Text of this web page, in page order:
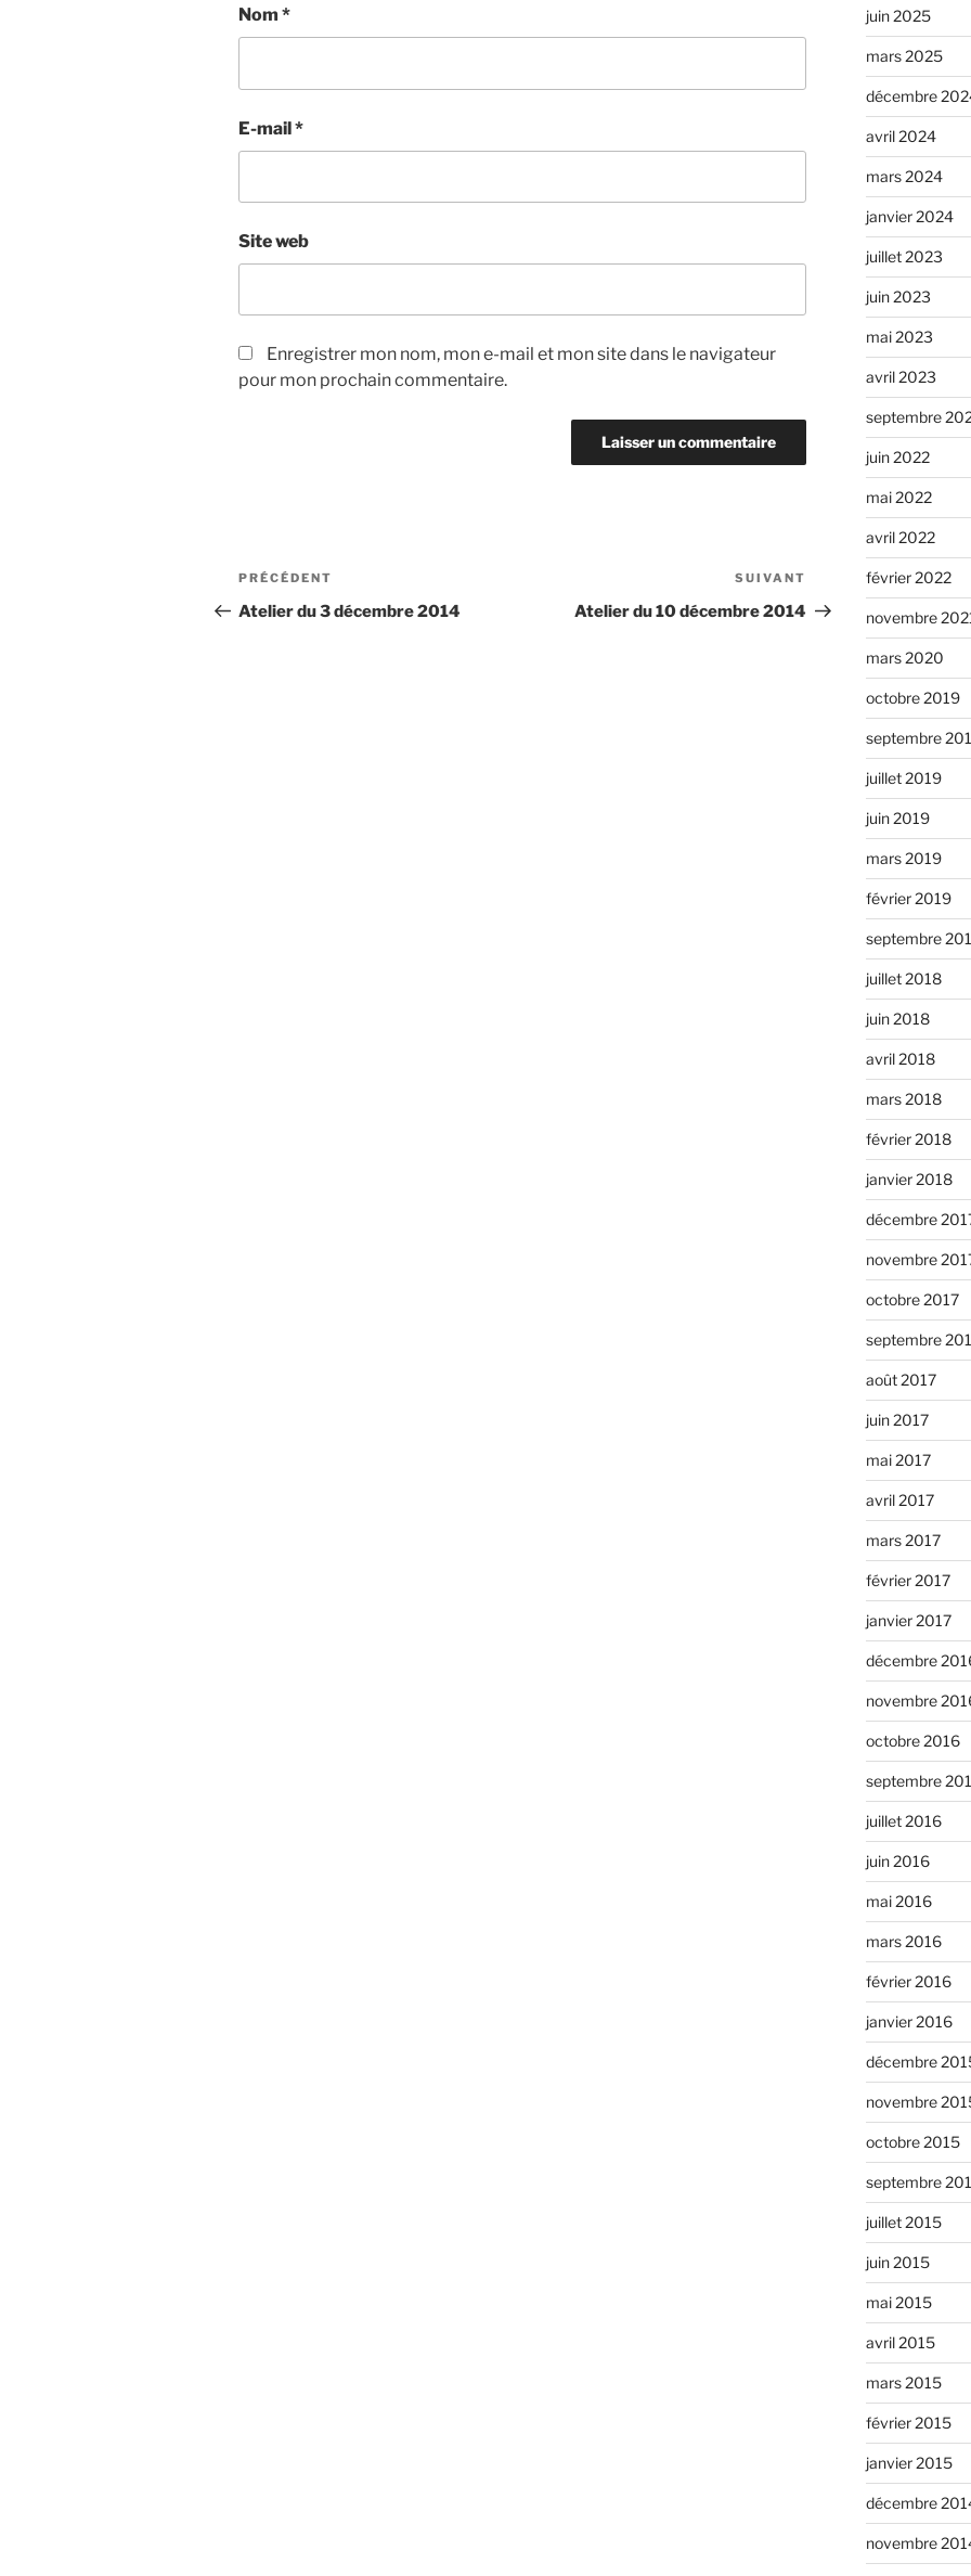
Nom *
E-mail*
Site web
Enregistrer mon nom, mon e-mail et mon site dans le navigateur
pour mon prochain commentaire.
Navigation
de
Article
précédent
PRÉCÉDENT
Atelier du 3 décembre 2014
suivant
SUIVANT
Atelier du 10 décembre 2014
juin 2025
mars 2025
décembre
avril 2024
mars 2024
janvier 2024
juillet 2023
juin 2023
mai 2023
avril 2023
septembre
juin 2022
mai 2022
avril 2022
février 2022
novembre
mars 2020
octobre 2019
septembre
juillet 2019
juin 2019
mars 2019
février 2019
septembre
juillet 2018
juin 2018
avril 2018
mars 2018
février 2018
janvier 2018
décembre
novembre
octobre 2017
septembre
août 2017
juin 2017
mai 2017
avril 2017
mars 2017
février 2017
janvier 2017
décembre
novembre
octobre 2016
septembre
juillet 2016
juin 2016
mai 2016
mars 2016
février 2016
janvier 2016
décembre
novembre
octobre 2015
septembre
juillet 2015
juin 2015
mai 2015
avril 2015
mars 2015
février 2015
janvier 2015
décembre
novembre